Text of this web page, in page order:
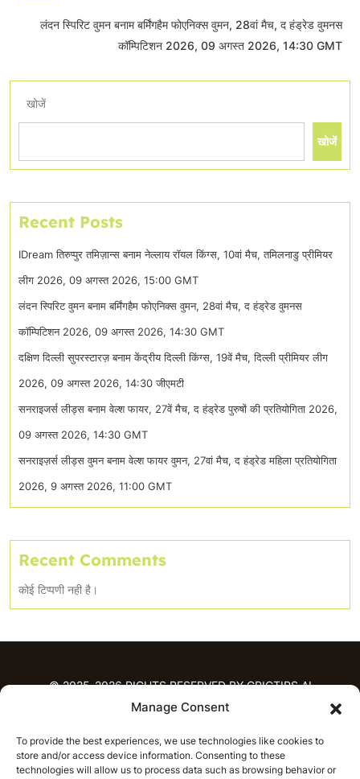
Manage Consent
To provide the best experiences, we use technologies like cookies to
store and/or access device information. Consenting to these
technologies will allow us to process data such as browsing behavior or
लंदन स्पिरिट वुमन बनाम बर्मिंगहैम फोएनिक्स वुमन, 28वां मैच, द हंड्रेड वुमनस
कॉम्पिटिशन 2026, 09 अगस्त 2026, 14:30 GMT
खोजें
खोजें
Recent Posts
IDream तिरुप्पुर तमिज़ान्स बनाम नेल्लाय रॉयल किंग्स, 10वां मैच, तमिलनाडु प्रीमियर
लीग 2026, 09 अगस्त 2026, 15:00 GMT
लंदन स्पिरिट वुमन बनाम बर्मिंगहैम फोएनिक्स वुमन, 28वां मैच, द हंड्रेड वुमनस
कॉम्पिटिशन 2026, 09 अगस्त 2026, 14:30 GMT
दक्षिण दिल्ली सुपरस्टारज़ बनाम केंद्रीय दिल्ली किंग्स, 19वें मैच, दिल्ली प्रीमियर लीग
2026, 09 अगस्त 2026, 14:30 जीएमटी
सनराइजर्स लीड्स बनाम वेल्श फायर, 27वें मैच, द हंड्रेड पुरुषों की प्रतियोगिता 2026,
09 अगस्त 2026, 14:30 GMT
सनराइज़र्स लीड्स वुमन बनाम वेल्श फायर वुमन, 27वां मैच, द हंड्रेड महिला प्रतियोगिता
2026, 9 अगस्त 2026, 11:00 GMT
Recent Comments
कोई टिप्पणी नही है।
© 2025-2026 RIGHTS RESERVED BY CRICTIPS.AI
भविष्यवाणियाँ
आईपीएल भविष्यवाणियाँ
टी20 लीग भविष्यवाणियाँ